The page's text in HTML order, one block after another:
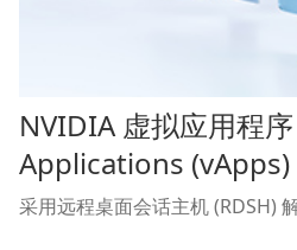
NVIDIA 虚拟应用程
Applications (vApps)
采用远程桌面会话主机 (RDSH)